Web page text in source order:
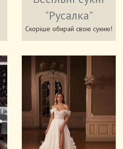
"Русалка"
Скоріше обирай свою сукню!